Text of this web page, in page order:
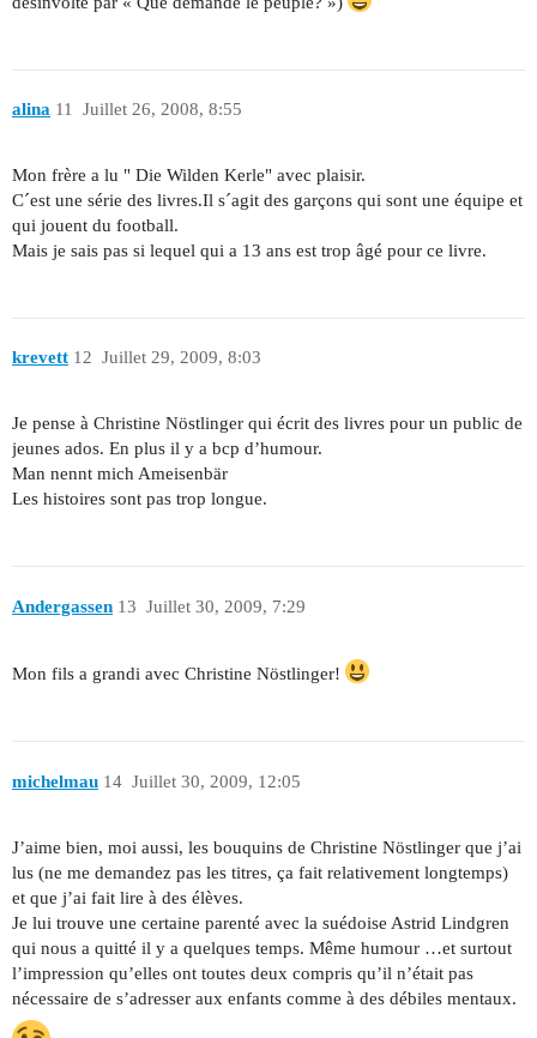
alina Juillet 26, 2008, 8:55
11
Mon frère a lu " Die Wilden Kerle" avec plaisir.
C´est une série des livres.Il s´agit des garçons qui sont une équipe et
qui jouent du football.
Mais je sais pas si lequel qui a 13 ans est trop âgé pour ce livre.
krevett Juillet 29, 2009, 8:03
12
Je pense à Christine Nöstlinger qui écrit des livres pour un public de
jeunes ados. En plus il y a bcp d’humour.
Man nennt mich Ameisenbär
Les histoires sont pas trop longue.
Andergassen Juillet 30, 2009, 7:29
13
Mon fils a grandi avec Christine Nöstlinger!
michelmau Juillet 30, 2009, 12:05
14
J’aime bien, moi aussi, les bouquins de Christine Nöstlinger que j’ai
lus (ne me demandez pas les titres, ça fait relativement longtemps)
et que j’ai fait lire à des élèves.
Je lui trouve une certaine parenté avec la suédoise Astrid Lindgren
qui nous a quitté il y a quelques temps. Même humour …et surtout
l’impression qu’elles ont toutes deux compris qu’il n’était pas
nécessaire de s’adresser aux enfants comme à des débiles mentaux.